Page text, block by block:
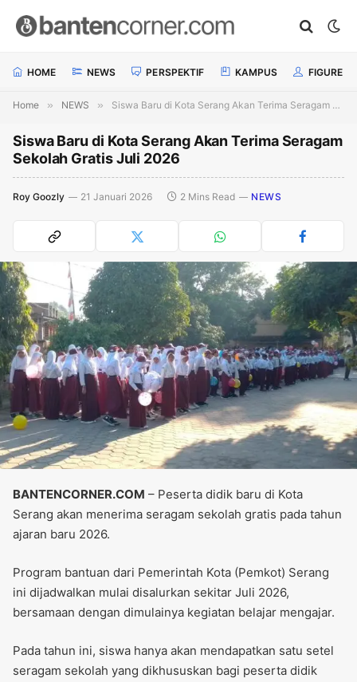
HOME NEWS PERSPEKTIF KAMPUS FIGURE
Home » NEWS » Siswa Baru di Kota Serang Akan Terima Seragam Sekolah Gratis Juli 2026
Siswa Baru di Kota Serang Akan Terima Seragam
Sekolah Gratis Juli 2026
Roy Goozly 21 Januari 2026 2 Mins Read NEWS
BANTENCORNER.COM – Peserta didik baru di Kota
Serang akan menerima seragam sekolah gratis pada tahun
ajaran baru 2026.
Program bantuan dari Pemerintah Kota (Pemkot) Serang
ini dijadwalkan mulai disalurkan sekitar Juli 2026,
bersamaan dengan dimulainya kegiatan belajar mengajar.
Pada tahun ini, siswa hanya akan mendapatkan satu setel
seragam sekolah yang dikhususkan bagi peserta didik